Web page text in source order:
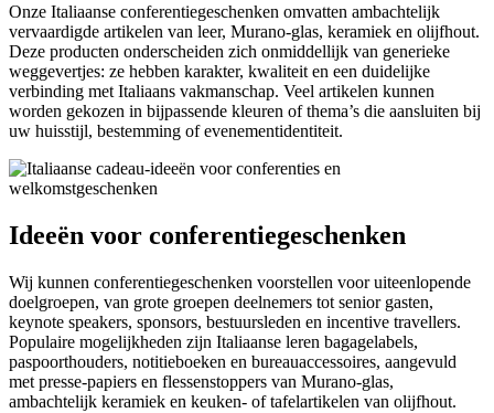
Onze Italiaanse conferentiegeschenken omvatten ambachtelijk
vervaardigde artikelen van leer, Murano-glas, keramiek en olijfhout.
Deze producten onderscheiden zich onmiddellijk van generieke
weggevertjes: ze hebben karakter, kwaliteit en een duidelijke
verbinding met Italiaans vakmanschap. Veel artikelen kunnen
worden gekozen in bijpassende kleuren of thema’s die aansluiten bij
uw huisstijl, bestemming of evenementidentiteit.
Ideeën voor conferentiegeschenken
Wij kunnen conferentiegeschenken voorstellen voor uiteenlopende
doelgroepen, van grote groepen deelnemers tot senior gasten,
keynote speakers, sponsors, bestuursleden en incentive travellers.
Populaire mogelijkheden zijn Italiaanse leren bagagelabels,
paspoorthouders, notitieboeken en bureauaccessoires, aangevuld
met presse-papiers en flessenstoppers van Murano-glas,
ambachtelijk keramiek en keuken- of tafelartikelen van olijfhout.